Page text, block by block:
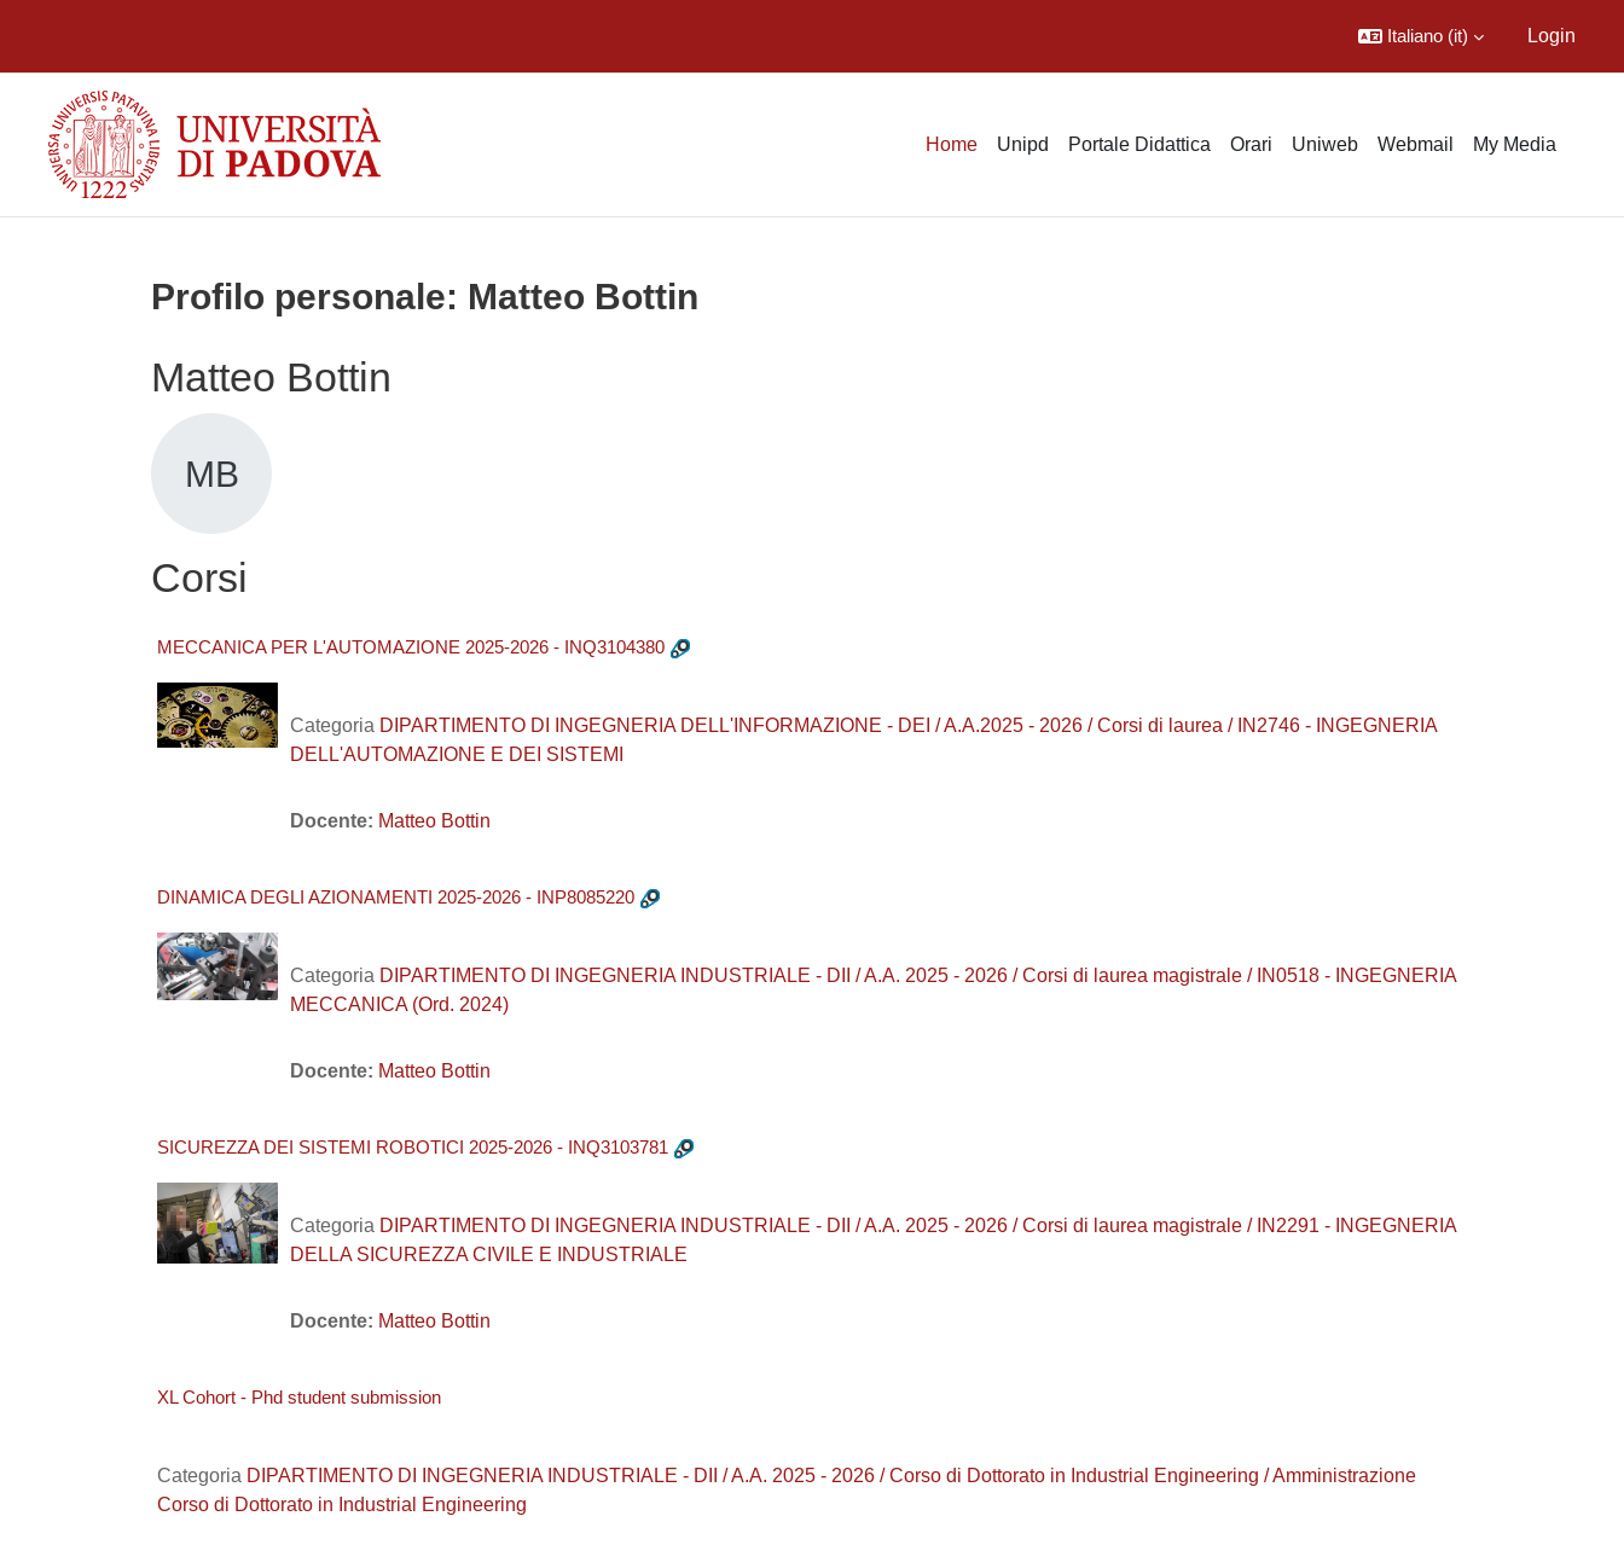
Italiano ‎(it)‎ Login
Home Unipd Portale Didattica Orari Uniweb Webmail My Media
Profilo personale: Matteo Bottin
Matteo Bottin
MB
Corsi
MECCANICA PER L'AUTOMAZIONE 2025-2026 - INQ3104380
Categoria DIPARTIMENTO DI INGEGNERIA DELL'INFORMAZIONE - DEI / A.A.2025 - 2026 / Corsi di laurea / IN2746 - INGEGNERIA
DELL'AUTOMAZIONE E DEI SISTEMI
Docente: Matteo Bottin
DINAMICA DEGLI AZIONAMENTI 2025-2026 - INP8085220
Categoria DIPARTIMENTO DI INGEGNERIA INDUSTRIALE - DII / A.A. 2025 - 2026 / Corsi di laurea magistrale / IN0518 - INGEGNERIA
MECCANICA (Ord. 2024)
Docente: Matteo Bottin
SICUREZZA DEI SISTEMI ROBOTICI 2025-2026 - INQ3103781
Categoria DIPARTIMENTO DI INGEGNERIA INDUSTRIALE - DII / A.A. 2025 - 2026 / Corsi di laurea magistrale / IN2291 - INGEGNERIA
DELLA SICUREZZA CIVILE E INDUSTRIALE
Docente: Matteo Bottin
XL Cohort - Phd student submission
Categoria DIPARTIMENTO DI INGEGNERIA INDUSTRIALE - DII / A.A. 2025 - 2026 / Corso di Dottorato in Industrial Engineering / Amministrazione
Corso di Dottorato in Industrial Engineering